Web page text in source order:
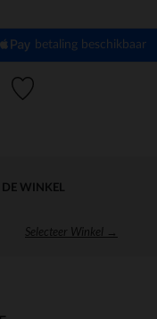
betaling beschikbaar
DE WINKEL
Selecteer Winkel →